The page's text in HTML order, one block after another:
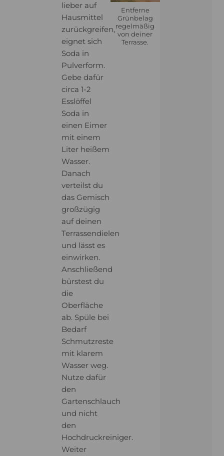
lieber auf
Hausmittel
zurückgreifen,
eignet sich
Soda in
Pulverform.
Gebe dafür
circa 1-2
Esslöffel
Soda in
einen Eimer
mit einem
Liter heißem
Wasser.
Danach
verteilst du
das Gemisch
großzügig
auf deinen
Terrassendielen
und lässt es
einwirken.
Anschließend
bürstest du
die
Oberfläche
ab. Spüle bei
Bedarf
Schmutzreste
mit klarem
Wasser weg.
Nutze dafür
den
Gartenschlauch
und nicht
den
Hochdruckreiniger.
Weiter
Entferne
Grünbelag
regelmäßig
von deiner
Terrasse.